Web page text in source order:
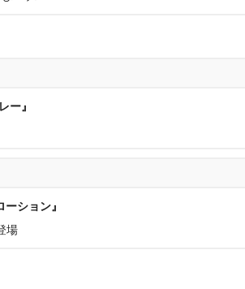
ー』
ション』
場